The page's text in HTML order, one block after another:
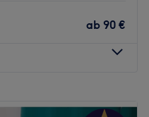
ab 90 €
09:00–19:00